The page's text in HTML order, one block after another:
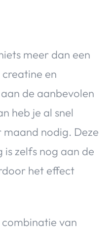
meer dan een
en
de aanbevolen
heb je al snel
nodig. Deze
zelfs nog aan de
het effect
van